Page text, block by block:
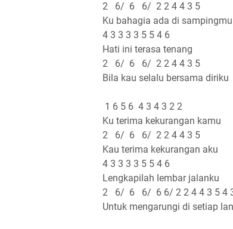
2 6/ 6 6/ 2 2 4 4 3 5
Ku bahagia ada di sampingmu
4 3 3 3 3 5 5 4 6
Hati ini terasa tenang
2 6/ 6 6/ 2 2 4 4 3 5
Bila kau selalu bersama diriku
1 6 5 6 4 3 4 3 2 2
Ku terima kekurangan kamu
2 6/ 6 6/ 2 2 4 4 3 5
Kau terima kekurangan aku
4 3 3 3 3 5 5 4 6
Lengkapilah lembar jalanku
2 6/ 6 6/ 6 6/ 2 2 4 4 3 5 4
Untuk mengarungi di setiap